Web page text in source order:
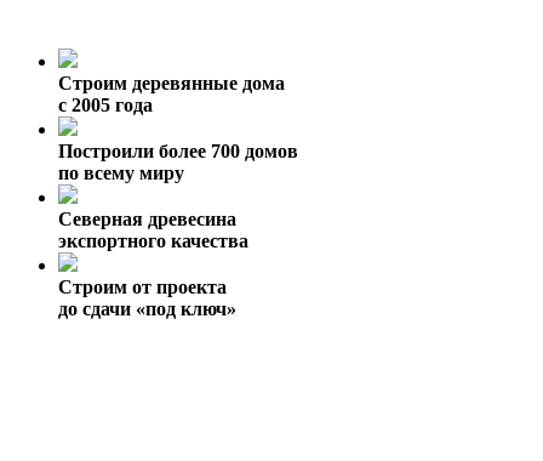
Строим деревянные дома
с 2005 года
Построили более 700 домов
по всему миру
Северная древесина
экспортного качества
Строим от проекта
до сдачи «под ключ»